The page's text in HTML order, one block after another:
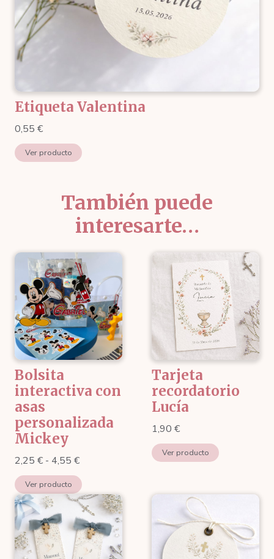
Etiqueta Valentina
0,55 €
Ver producto
También puede
interesarte…
Bolsita
interactiva con
asas
personalizada
Mickey
2,25 € - 4,55 €Rango
de
precios:
desde
2,25 €
hasta
4,55 €
Ver producto
Tarjeta
recordatorio
Lucía
1,90 €
Ver producto